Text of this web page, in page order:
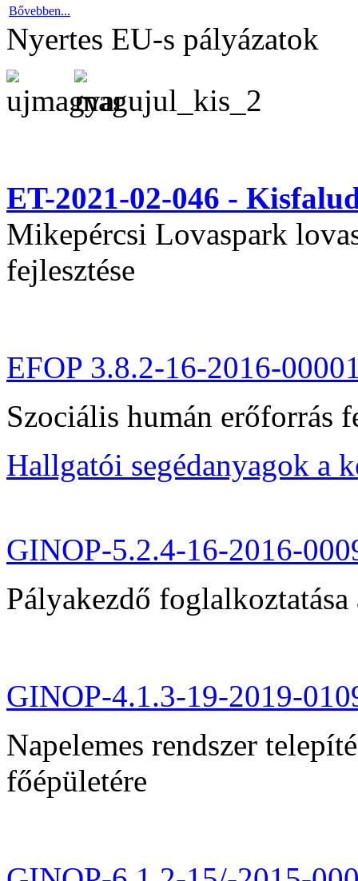
Bővebben...
Nyertes EU-s pályázatok
ET-2021-02-046 -
Mikepércsi Lovaspark
fejlesztése
EFOP 3.8.2-16-2016-
Szociális humán erőforrás
Hallgatói segédanyagok a
GINOP-5.2.4-16-2016-
Pályakezdő
GINOP-4.1.3-19-2019-
Napelemes rendszer
főépületére